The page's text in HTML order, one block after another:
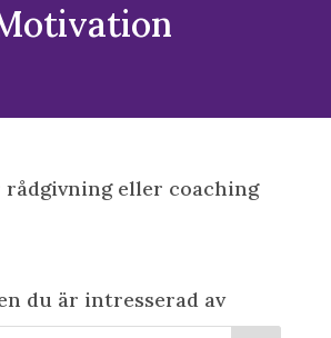
eller coaching
du är intresserad av